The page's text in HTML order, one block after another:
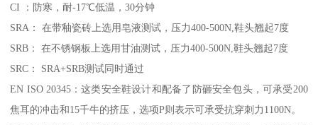
CI ：防寒，耐-17℃低温，30分钟
SRA： 在带釉瓷砖上选用皂液测试，压力400-500N,鞋头翘起7度
SRB： 在不锈钢板上选用甘油测试，压力400-500N,鞋头翘起7度
SRC： SRA+SRB测试同时通过
EN ISO 20345：这类安全鞋设计和配备了防砸安全包头，可承受200
焦耳的冲击和15千牛的挤压，选项P则表示可承受抗穿刺力1100N。